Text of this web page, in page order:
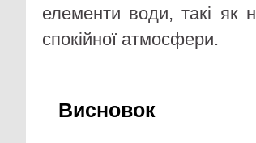
елементи води, такі як
спокійної атмосфери.
Висновок